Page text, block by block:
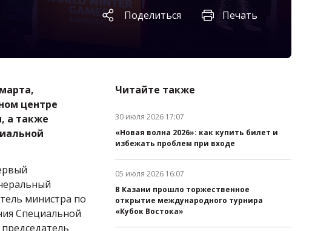
Поделиться Печать
центре
а также
министра по
Специальной
Читайте также
30 июля 2026 17:07
«Новая волна 2026»: как купить билет и
избежать проблем при входе
05 июля 2026 16:07
В Казани прошло торжественное
открытие международного турнира
«Кубок Востока»